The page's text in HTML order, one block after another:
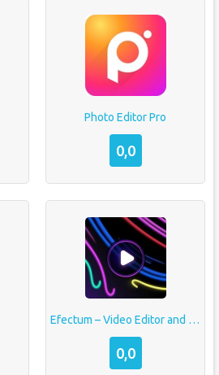
Photo Editor Pro
0,0
Efectum – Video Editor and Maker with Slow Motion
0,0